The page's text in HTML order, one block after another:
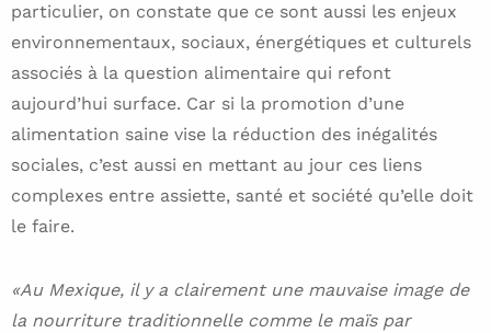
particulier, on constate que ce sont aussi les enjeux
environnementaux, sociaux, énergétiques et culturels
associés à la question alimentaire qui refont
aujourd’hui surface. Car si la promotion d’une
alimentation saine vise la réduction des inégalités
sociales, c’est aussi en mettant au jour ces liens
complexes entre assiette, santé et société qu’elle doit
le faire.
«Au Mexique, il y a clairement une mauvaise image de
la nourriture traditionnelle comme le maïs par